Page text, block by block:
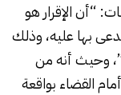
قانون الإثبات: “أن الإقرار هو
بها عليه، وذلك
وحيث أنه من
القضاء بواقعة